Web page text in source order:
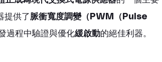
供了 脈衝寬度調變（PWM（Pulse
過程中驗證與優化緩啟動的絕佳利器。